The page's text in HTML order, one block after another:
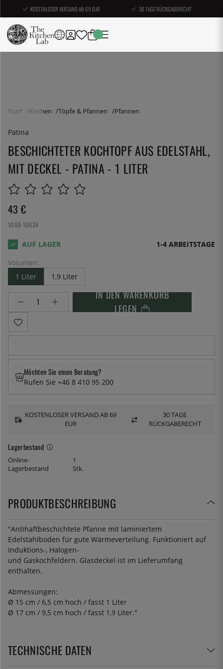
KOSTENLOSER VERSAND AB 69 EUR 30 TAGE RÜCKGABERECHT
Start Kochen Töpfe & Pfannen Pfannen
Patina
BESCHICHTETER KOCHTOPF AUS EDELSTAHL,
MIT DECKEL - PATINA - 1 LITER
43 €
1069-10624
1-4 ARBEITSTAGE
Volumen:
1 Liter
1,9 Liter
IN DEN WARENKORB
LEGEN
Lagerbestand
Online-
Lagerbestand
1
Stk.
Möchten Sie einen Beratung?
Rufen Sie +46 8 410 95 200
KOSTENLOSER VERSAND AB 69
EUR
30 TAGE
RÜCKGABERECHT
PRODUKTBESCHREIBUNG
"Antihaftbeschichtete Pfanne mit laminiertem
Edelstahlboden für gute Wärmeverteilung. Funktioniert auf
Induktions-, Halogen-
und Gaskochfeldern. Glasdeckel ist im Lieferumfang
enthalten.
Abmessungen:
Ø 15 cm / 6,5 cm hoch / fasst 1 Liter
Ø 17 cm / 9,5 cm hoch / fasst 1,9 Liter."
TECHNISCHE DATEN